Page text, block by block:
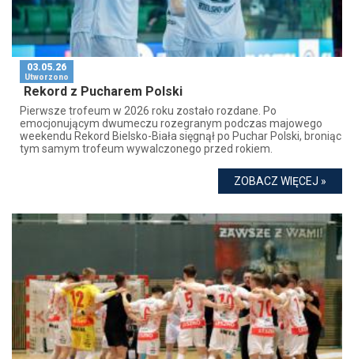
03.05.26
Utworzono
Rekord z Pucharem Polski
Pierwsze trofeum w 2026 roku zostało rozdane. Po
emocjonującym dwumeczu rozegranym podczas majowego
weekendu Rekord Bielsko-Biała sięgnął po Puchar Polski, broniąc
tym samym trofeum wywalczonego przed rokiem.
ZOBACZ WIĘCEJ »